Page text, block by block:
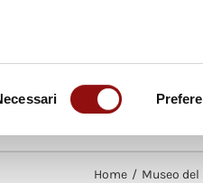
LA FOOD VALLEY
Home / Museo del